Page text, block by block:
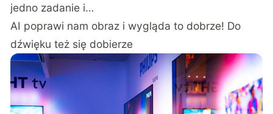
jedno zadanie i…
AI poprawi nam obraz i wygląda to dobrze! Do
dźwięku też się dobierze